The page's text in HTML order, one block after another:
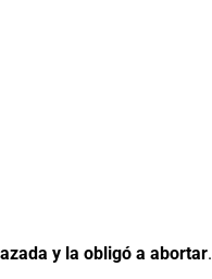
y la obligó a abortar.